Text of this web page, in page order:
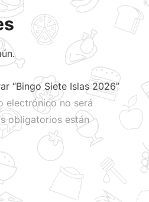
“Bingo Siete Islas 2026”
electrónico no será
obligatorios están